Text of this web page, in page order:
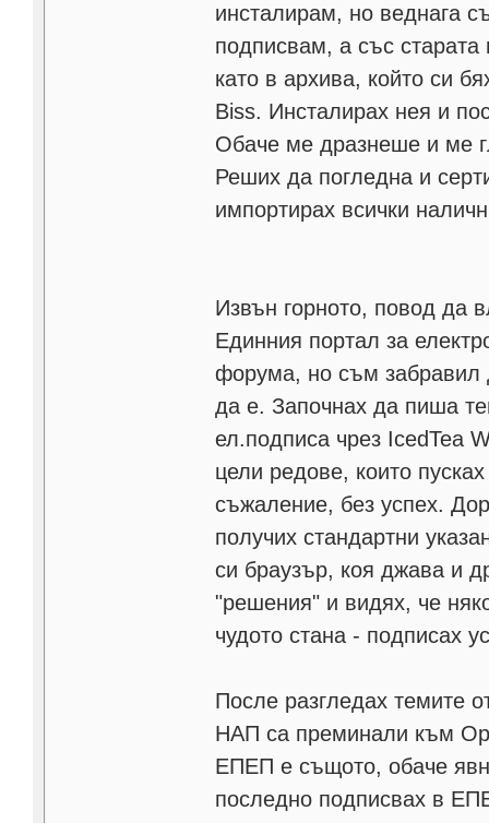
инсталирам, но веднага
подписвам, а със
като в архива, който си
Biss. Инсталирах нея и
Обаче ме дразнеше и ме
Реших да погледна и
импортирах всички
Извън горното, повод да
Единния портал за
форума, но съм забравил
да е. Започнах да пиша
ел.подписа чрез IcedTea
цели редове, които
съжаление, без успех.
получих стандартни
си браузър, коя джава и
"решения" и видях, че
чудото стана - подписах
После разгледах темите
НАП са преминали към
ЕПЕП е същото, обаче
последно подписвах в